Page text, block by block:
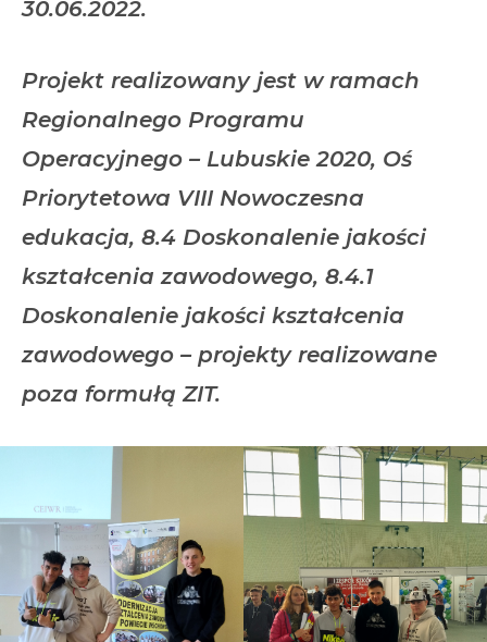
30.06.2022.
Projekt realizowany jest w ramach
Regionalnego Programu
Operacyjnego – Lubuskie 2020, Oś
Priorytetowa VIII Nowoczesna
edukacja, 8.4 Doskonalenie jakości
kształcenia zawodowego, 8.4.1
Doskonalenie jakości kształcenia
zawodowego – projekty realizowane
poza formułą ZIT.